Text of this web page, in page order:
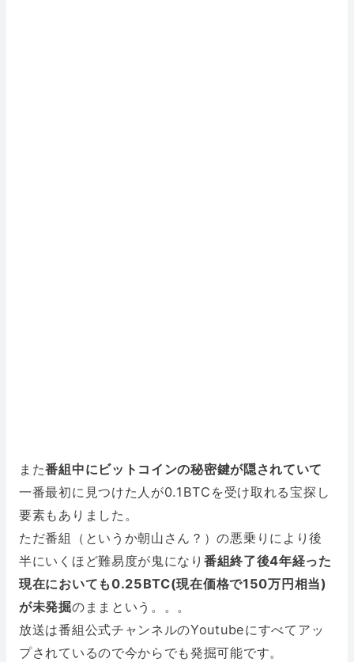
また番組中にビットコインの秘密鍵が隠されていて
一番最初に見つけた人が0.1BTCを受け取れる宝探し
要素もありました。
ただ番組（というか朝山さん？）の悪乗りにより後
半にいくほど難易度が鬼になり 番組終了後4年経った
現在においても0.25BTC(現在価格で150万円相当)
が未発掘のままという。。。
放送は番組公式チャンネルのYoutubeにすべてアッ
プされているので今からでも発掘可能です。